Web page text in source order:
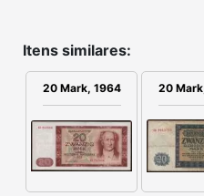
Itens similares:
20 Mark, 1964 20